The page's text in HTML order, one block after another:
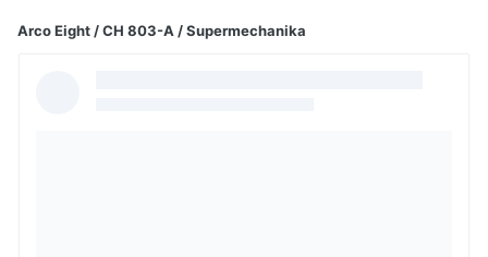
Arco Eight / CH 803-A / Supermechanika